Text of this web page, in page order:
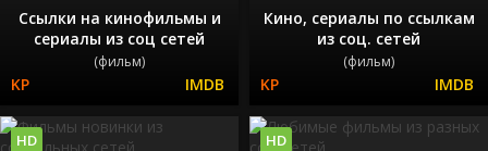
Ссылки на кинофильмы и
сериалы из соц сетей
(фильм)
Кино, сериалы по ссылкам
из соц. сетей
(фильм)
HD HD